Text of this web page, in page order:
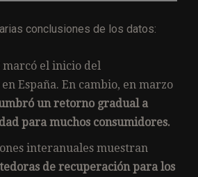
conclusiones de los datos:
marcó el inicio del
España. En cambio, en marzo
un retorno gradual a
para muchos consumidores.
interanuales muestran
de recuperación para los